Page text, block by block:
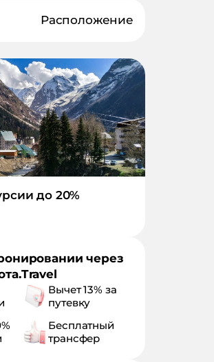
Расположение
до 20%
через
Вычет 13% за
путевку
Бесплатный
трансфер